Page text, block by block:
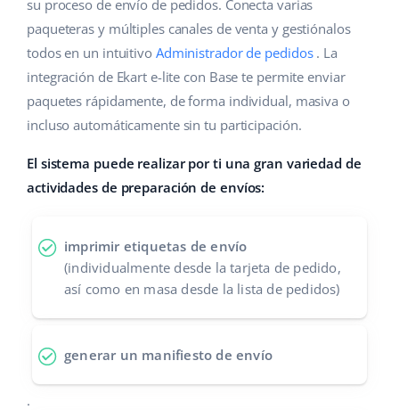
Gestión de envíos
Automatizaciones
Base Connect
IA para e-commerce
Hogar y jardinería
Productos infantiles
Electrónica
Piezas de automóviles
Supermercado
Moda
Ayuda
Base Academy
Implementación de sistemas
Calculadora de beneficios
Cooperación y socios
english (GB)
english (IN)
deutsch
español (AR)
Italiano
su proceso de envío de pedidos. Conecta varias
paqueteras y múltiples canales de venta y gestiónalos
todos en un intuitivo Administrador de pedidos. La
integración de Ekart e-lite con Base te permite enviar
paquetes rápidamente, de forma individual, masiva o
incluso automáticamente sin tu participación.
El sistema puede realizar por ti una gran variedad de
actividades de preparación de envíos:
imprimir etiquetas de envío
(individualmente desde la tarjeta de pedido,
así como en masa desde la lista de pedidos)
generar un manifiesto de envío
.